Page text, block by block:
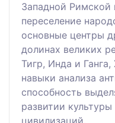
Западной Римской
переселение
основные центры
долинах великих
Тигр, Инда и
навыки анализа
способность
развитии
цивилизаций.